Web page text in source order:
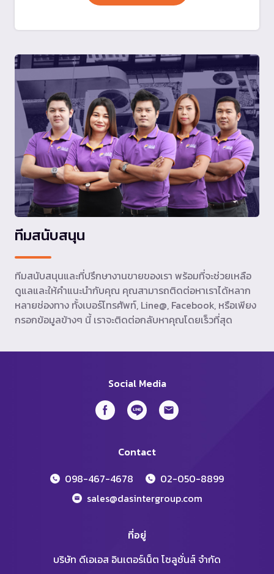
ทีมสนับสนุน
ทีมสนับสนุนและที่ปรึกษางานขายของเรา พร้อมที่จะช่วยเหลือ
ดูแลและให้คำแนะนำกับคุณ คุณสามารถติดต่อหาเราได้หลาก
หลายช่องทาง ทั้งเบอร์โทรศัพท์, Line@, Facebook, หรือเพียง
กรอกข้อมูลข้างๆ นี้ เราจะติดต่อกลับหาคุณโดยเร็วที่สุด
Social Media
Contact
098-467-4678
02-050-8899
sales@dasintergroup.com
ที่อยู่
บริษัท ดีเอเอส อินเตอร์เน็ต โซลูชั่นส์ จำกัด